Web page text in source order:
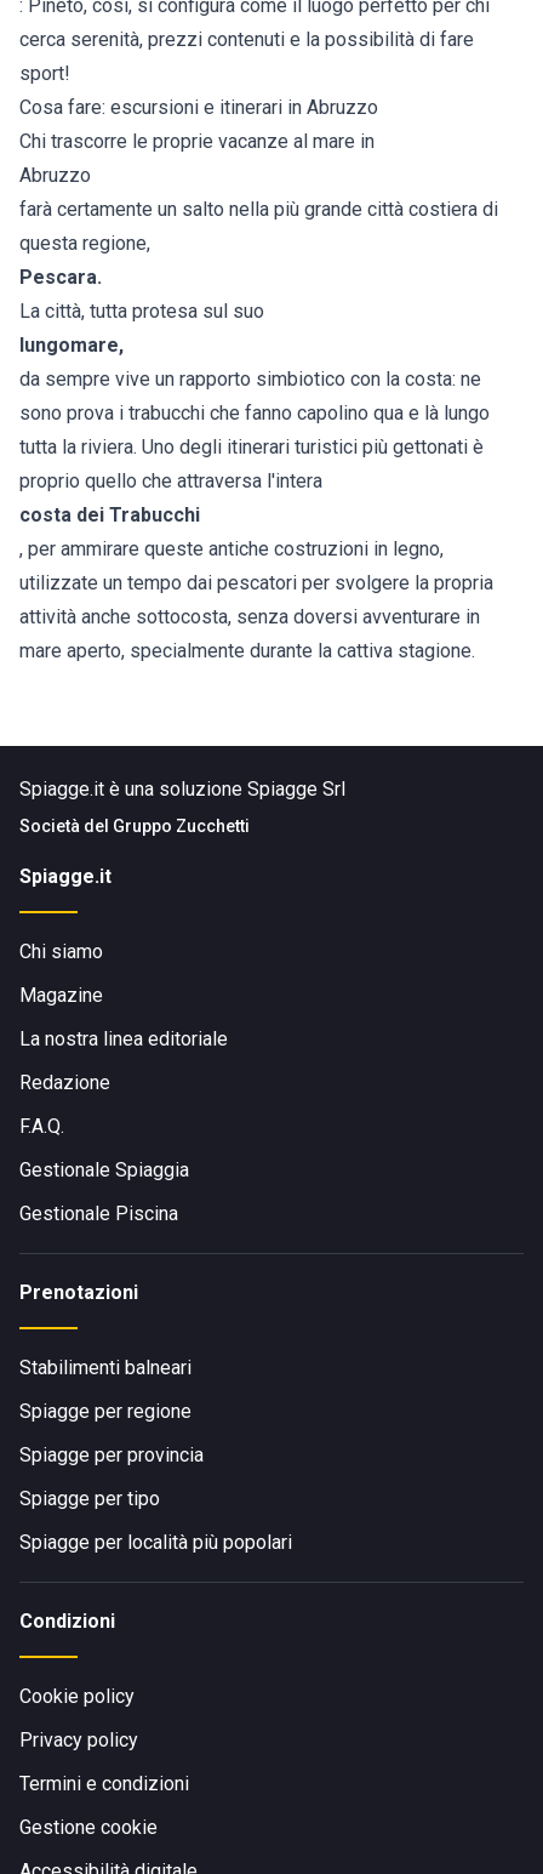
: Pineto, così, si configura come il luogo perfetto per chi
cerca serenità, prezzi contenuti e la possibilità di fare
sport!
Cosa fare: escursioni e itinerari in Abruzzo
Chi trascorre le proprie vacanze al mare in
Abruzzo
farà certamente un salto nella più grande città costiera di
questa regione,
Pescara.
La città, tutta protesa sul suo
lungomare,
da sempre vive un rapporto simbiotico con la costa: ne
sono prova i trabucchi che fanno capolino qua e là lungo
tutta la riviera. Uno degli itinerari turistici più gettonati è
proprio quello che attraversa l'intera
costa dei Trabucchi
, per ammirare queste antiche costruzioni in legno,
utilizzate un tempo dai pescatori per svolgere la propria
attività anche sottocosta, senza doversi avventurare in
mare aperto, specialmente durante la cattiva stagione.
Spiagge.it è una soluzione Spiagge Srl
Società del Gruppo Zucchetti
Spiagge.it
Chi siamo
Magazine
La nostra linea editoriale
Redazione
F.A.Q.
Gestionale Spiaggia
Gestionale Piscina
Prenotazioni
Stabilimenti balneari
Spiagge per regione
Spiagge per provincia
Spiagge per tipo
Spiagge per località più popolari
Condizioni
Cookie policy
Privacy policy
Termini e condizioni
Gestione cookie